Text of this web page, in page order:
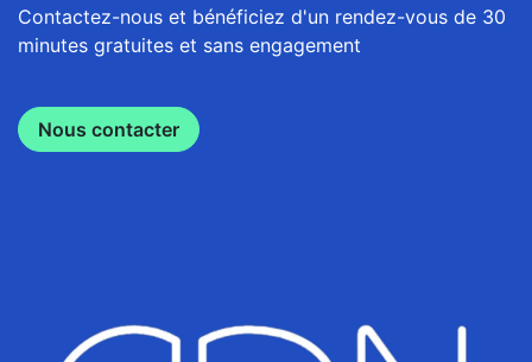
Contactez-nous et bénéficiez d'un rendez-vous de 30
minutes gratuites et sans engagement
Nous contacter